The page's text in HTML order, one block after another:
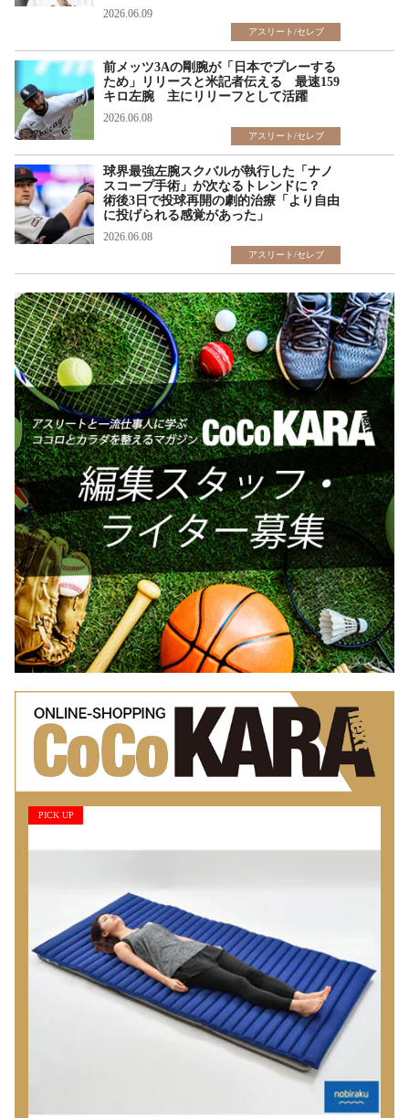
2026.06.09
アスリート/セレブ
前メッツ3Aの剛腕が「日本でプレーする
ため」リリースと米記者伝える 最速159
キロ左腕 主にリリーフとして活躍
2026.06.08
アスリート/セレブ
球界最強左腕スクバルが執行した「ナノ
スコープ手術」が次なるトレンドに？
術後3日で投球再開の劇的治療「より自由
に投げられる感覚があった」
2026.06.08
アスリート/セレブ
PICK UP